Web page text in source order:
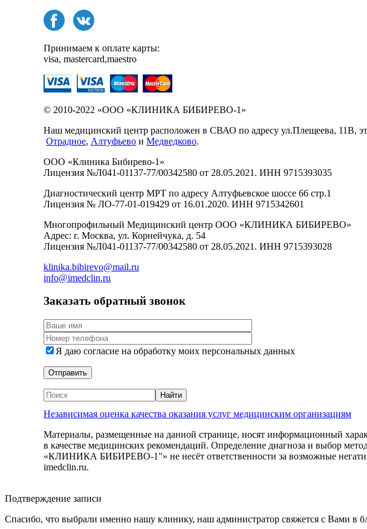
Принимаем к оплате карты:
visa, mastercard,maestro
© 2010-2022 «ООО «КЛИНИКА БИБИРЕВО-1»
Наш медицинский центр расположен в СВАО по адресу ул.Плещеева, 11В,
Отрадное, Алтуфьево и Медведково.
ООО «Клиника Бибирево-1»
Лицензия №Л041-01137-77/00342580 от 28.05.2021. ИНН 9715393035
Диагностический центр МРТ по адресу Алтуфьевское шоссе 66 стр.1
Лицензия № ЛО-77-01-019429 от 16.01.2020. ИНН 9715342601
Многопрофильный Медицинский центр ООО «КЛИНИКА БИБИРЕВО»
Адрес: г. Москва, ул. Корнейчука, д. 54
Лицензия №Л041-01137-77/00342580 от 28.05.2021. ИНН 9715393028
klinika.bibirevo@mail.ru
info@imedclin.ru
Заказать обратный звонок
Я даю согласие на обработку моих персональных данных
Независимая оценка качества оказания услуг медицинским организациям
Материалы, размещенные на данной странице, носят информационный
в качестве медицинских рекомендаций. Определение диагноза и выбор
«КЛИНИКА БИБИРЕВО-1"» не несёт ответственности за возможные
imedclin.ru.
Подтверждение записи
Спасибо, что выбрали именно нашу клинику, наш администратор свяжется с Вами в